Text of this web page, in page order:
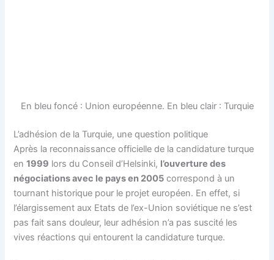
En bleu foncé : Union européenne. En bleu clair : Turquie
L’adhésion de la Turquie, une question politique
Après la reconnaissance officielle de la candidature turque
en1999 lors du Conseil d’Helsinki, l’ouverture des
négociations avec le pays en 2005 correspond à un
tournant historique pour le projet européen. En effet, si
l’élargissement aux Etats de l’ex-Union soviétique ne s’est
pas fait sans douleur, leur adhésion n’a pas suscité les
vives réactions qui entourent la candidature turque.